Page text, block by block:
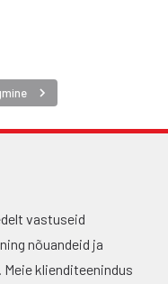
vastuseid
nõuandeid ja
klienditeenindus